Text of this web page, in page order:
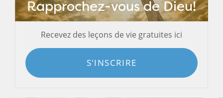
Rapprochez-vous de Dieu!
Recevez des leçons de vie gratuites ici
S'INSCRIRE